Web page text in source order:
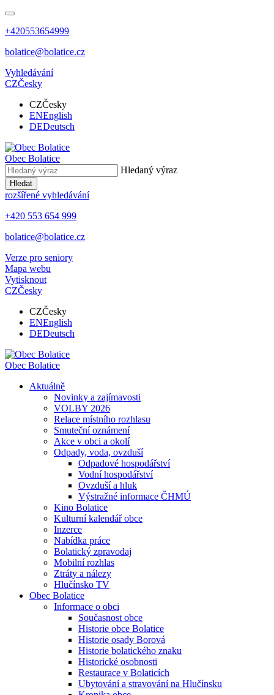
+420553654999
bolatice@bolatice.cz
Vyhledávání
CZČesky
CZČesky
ENEnglish
DEDeutsch
Obec Bolatice
Hledaný výraz
Hledat
rozšířené vyhledávání
+420 553 654 999
bolatice@bolatice.cz
Verze pro seniory
Mapa webu
Vytisknout
CZČesky
CZČesky
ENEnglish
DEDeutsch
Obec Bolatice
Aktuálně
Novinky a zajímavosti
VOLBY 2026
Relace místního rozhlasu
Smuteční oznámení
Akce v obci a okolí
Odpady, voda, ovzduší
Odpadové hospodářství
Vodní hospodářství
Ovzduší a hluk
Výstražné informace ČHMÚ
Kino Bolatice
Kulturní kalendář obce
Inzerce
Nabídka práce
Bolatický zpravodaj
Mobilní rozhlas
Ztráty a nálezy
Hlučínsko TV
Obec Bolatice
Informace o obci
Současnost obce
Historie obce Bolatice
Historie osady Borová
Historie bolatického znaku
Historické osobnosti
Restaurace v Bolaticích
Ubytování a stravování na Hlučínsku